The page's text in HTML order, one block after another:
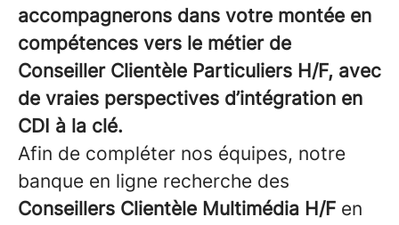
accompagnerons dans votre montée en
compétences vers le métier de
Conseiller Clientèle Particuliers H/F, avec
de vraies perspectives d’intégration en
CDI à la clé.
Afin de compléter nos équipes, notre
banque en ligne recherche des
Conseillers Clientèle Multimédia H/F en